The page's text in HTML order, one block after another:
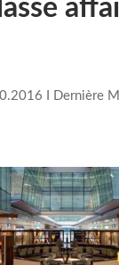
I Dernière